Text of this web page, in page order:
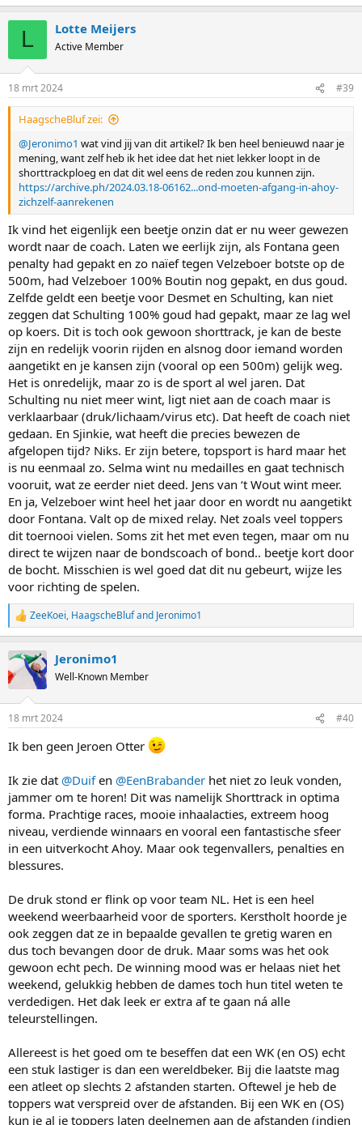
L Lotte Meijers
Active Member
18 mrt 2024 #39
HaagscheBluf zei:
@Jeronimo1 wat vind jij van dit artikel? Ik ben heel benieuwd naar je
mening, want zelf heb ik het idee dat het niet lekker loopt in de
shorttrackploeg en dat dit wel eens de reden zou kunnen zijn.
https://archive.ph/2024.03.18-06162...ond-moeten-afgang-in-ahoy-
zichzelf-aanrekenen
Ik vind het eigenlijk een beetje onzin dat er nu weer gewezen
wordt naar de coach. Laten we eerlijk zijn, als Fontana geen
penalty had gepakt en zo naïef tegen Velzeboer botste op de
500m, had Velzeboer 100% Boutin nog gepakt, en dus goud.
Zelfde geldt een beetje voor Desmet en Schulting, kan niet
zeggen dat Schulting 100% goud had gepakt, maar ze lag wel
op koers. Dit is toch ook gewoon shorttrack, je kan de beste
zijn en redelijk voorin rijden en alsnog door iemand worden
aangetikt en je kansen zijn (vooral op een 500m) gelijk weg.
Het is onredelijk, maar zo is de sport al wel jaren. Dat
Schulting nu niet meer wint, ligt niet aan de coach maar is
verklaarbaar (druk/lichaam/virus etc). Dat heeft de coach niet
gedaan. En Sjinkie, wat heeft die precies bewezen de
afgelopen tijd? Niks. Er zijn betere, topsport is hard maar het
is nu eenmaal zo. Selma wint nu medailles en gaat technisch
vooruit, wat ze eerder niet deed. Jens van ‘t Wout wint meer.
En ja, Velzeboer wint heel het jaar door en wordt nu aangetikt
door Fontana. Valt op de mixed relay. Net zoals veel toppers
dit toernooi vielen. Soms zit het met even tegen, maar om nu
direct te wijzen naar de bondscoach of bond.. beetje kort door
de bocht. Misschien is wel goed dat dit nu gebeurt, wijze les
voor richting de spelen.
R
e
c
t
s
ZeeKoei, HaagscheBlufand Jeronimo1
Jeronimo1
Well-Known Member
18 mrt 2024 #40
Ik ben geen Jeroen Otter
Ik zie dat @Duifen @EenBrabander het niet zo leuk vonden,
jammer om te horen! Dit was namelijk Shorttrack in optima
forma. Prachtige races, mooie inhaalacties, extreem hoog
niveau, verdiende winnaars en vooral een fantastische sfeer
in een uitverkocht Ahoy. Maar ook tegenvallers, penalties en
blessures.
De druk stond er flink op voor team NL. Het is een heel
weekend weerbaarheid voor de sporters. Kerstholt hoorde je
ook zeggen dat ze in bepaalde gevallen te gretig waren en
dus toch bevangen door de druk. Maar soms was het ook
gewoon echt pech. De winning mood was er helaas niet het
weekend, gelukkig hebben de dames toch hun titel weten te
verdedigen. Het dak leek er extra af te gaan ná alle
teleurstellingen.
Allereest is het goed om te beseffen dat een WK (en OS) echt
een stuk lastiger is dan een wereldbeker. Bij die laatste mag
een atleet op slechts 2 afstanden starten. Oftewel je heb de
toppers wat verspreid over de afstanden. Bij een WK en (OS)
kun je al je toppers laten deelnemen aan de afstanden (indien